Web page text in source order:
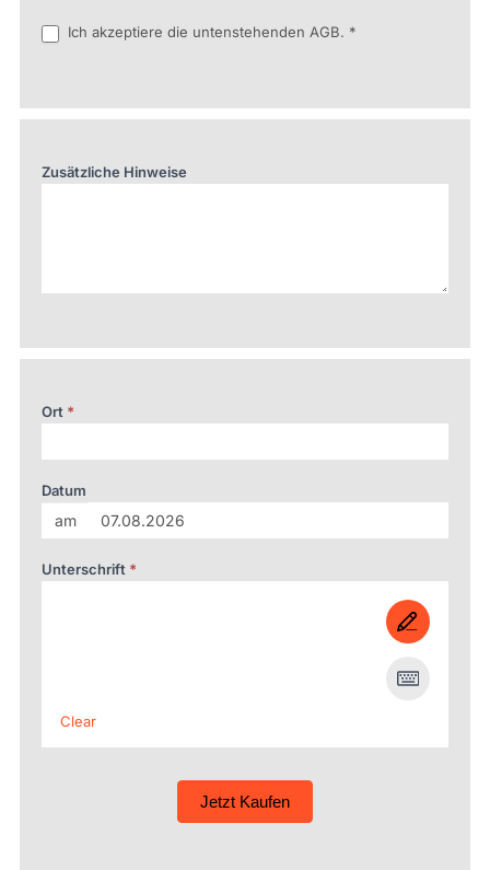
Ich akzeptiere die untenstehenden AGB. *
Zusätzliche Hinweise
Ort *
Datum
am
Unterschrift *
Clear
Jetzt Kaufen